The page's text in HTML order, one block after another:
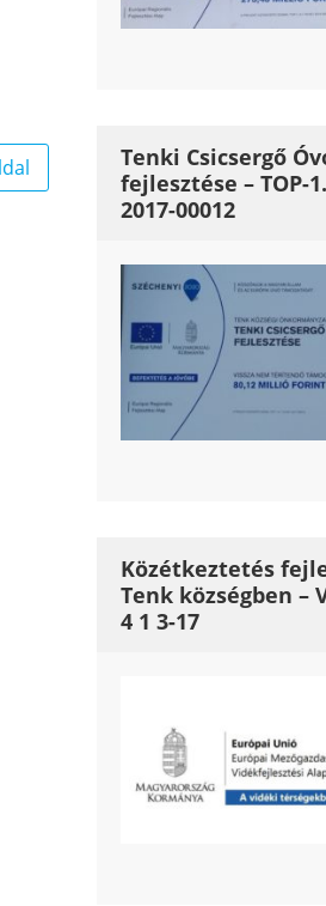
Tenki Csicsergő
fejlesztése – TOP-
2017-00012
Közétkeztetés
Tenk községben –
4 1 3-17